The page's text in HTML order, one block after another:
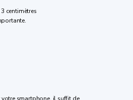
centimètres
smartphone, il suffit de